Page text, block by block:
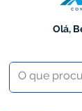
Olá,